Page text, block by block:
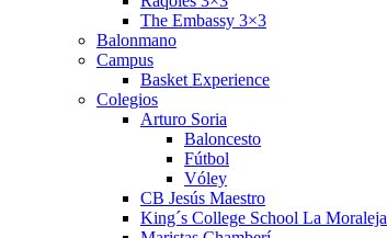
The Embassy 3×3
Balonmano
Campus
Basket Experience
Colegios
Arturo Soria
Baloncesto
Fútbol
Vóley
CB Jesús Maestro
King´s College School La Moraleja